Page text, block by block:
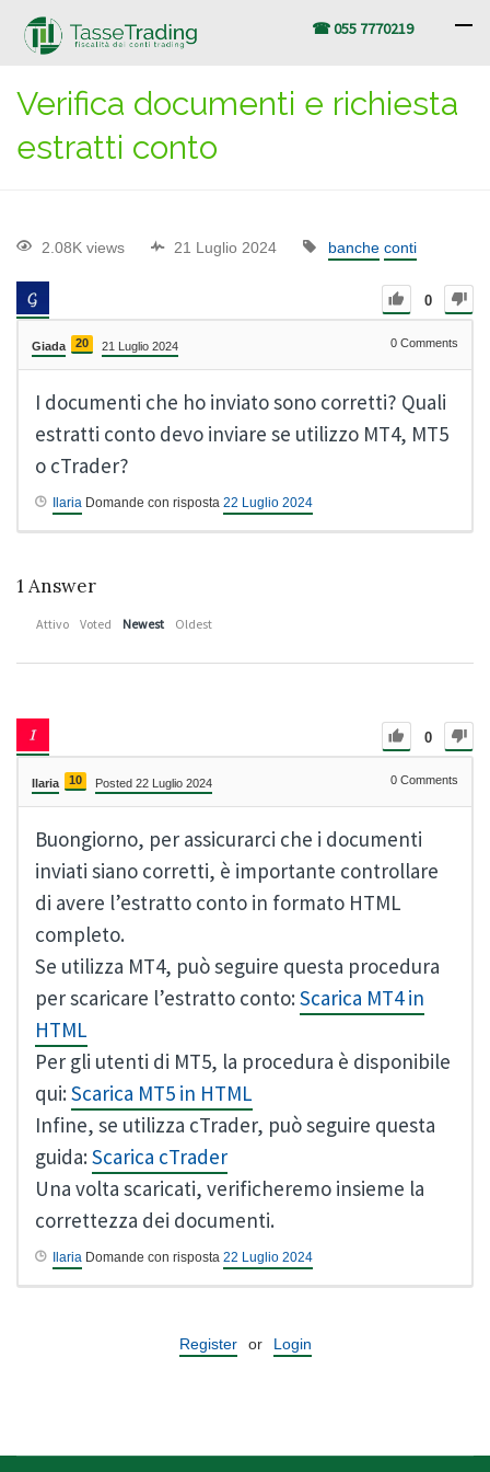
☎ 055 7770219
Verifica documenti e richiesta
estratti conto
2.08K views 21 Luglio 2024 banche conti
0
Giada 20 21 Luglio 2024 0 Comments
I documenti che ho inviato sono corretti? Quali
estratti conto devo inviare se utilizzo MT4, MT5
o cTrader?
Ilaria Domande con risposta 22 Luglio 2024
1 Answer
Attivo Voted Newest Oldest
0
Ilaria 10 Posted 22 Luglio 2024 0 Comments
Buongiorno, per assicurarci che i documenti
inviati siano corretti, è importante controllare
di avere l’estratto conto in formato HTML
completo.
Se utilizza MT4, può seguire questa procedura
per scaricare l’estratto conto:Scarica MT4 in
HTML
Per gli utenti di MT5, la procedura è disponibile
qui:Scarica MT5 in HTML
Infine, se utilizza cTrader, può seguire questa
guida:Scarica cTrader
Una volta scaricati, verificheremo insieme la
correttezza dei documenti.
Ilaria Domande con risposta 22 Luglio 2024
Register or Login